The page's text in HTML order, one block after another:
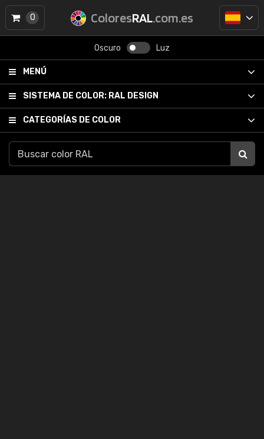
ColoresRAL.com.es
Oscuro Luz
MENÚ
SISTEMA DE COLOR: RAL DESIGN
CATEGORÍAS DE COLOR
0